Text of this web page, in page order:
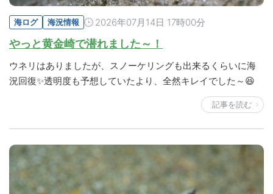
海ログ 海況情報 2026年07月14日 17時00分
やっと黄金崎で潜れました～！
ウネリはありましたが、スノーケリングも出来るくらいに海
況回復✨透明度も予想していたより、全然キレイでした～😆
記事を読む